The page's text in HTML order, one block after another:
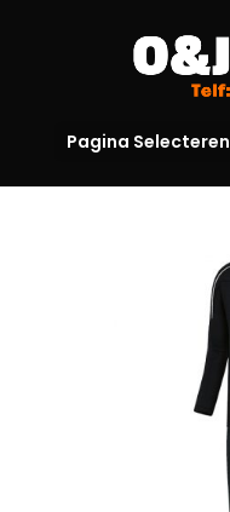
Pagina Selecteren